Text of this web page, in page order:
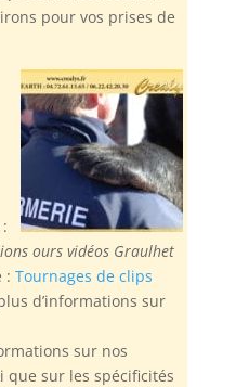
pour vos prises de
:
ours vidéos Graulhet
: Tournages de clips
d’informations sur
sur nos
sur les spécificités